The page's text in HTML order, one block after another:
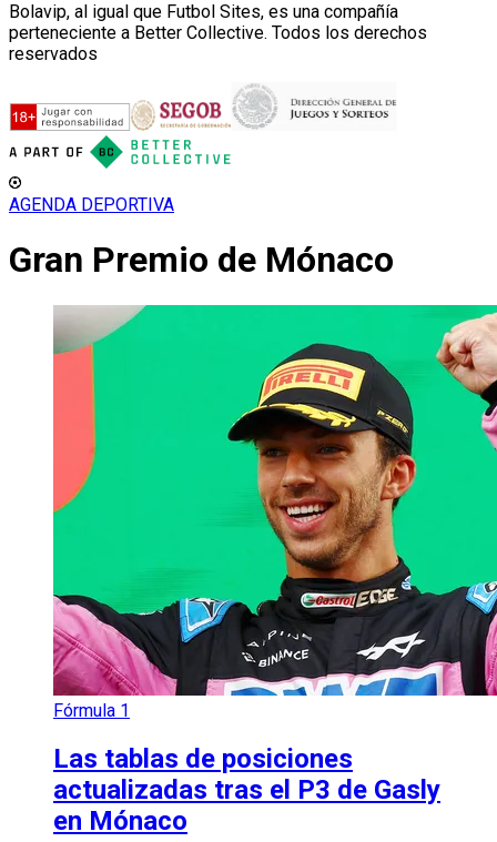
Bolavip, al igual que Futbol Sites, es una compañía
perteneciente a Better Collective. Todos los derechos
reservados
AGENDA DEPORTIVA
Gran Premio de Mónaco
Fórmula 1
Las tablas de posiciones
actualizadas tras el P3 de Gasly
en Mónaco